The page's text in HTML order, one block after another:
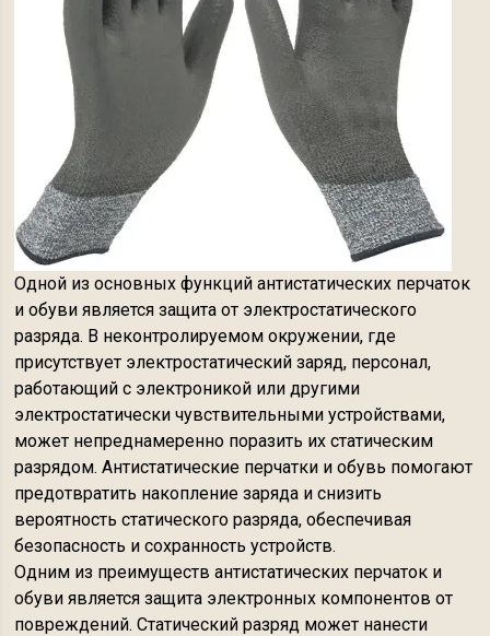
Одной из основных функций антистатических перчаток
и обуви является защита от электростатического
разряда. В неконтролируемом окружении, где
присутствует электростатический заряд, персонал,
работающий с электроникой или другими
электростатически чувствительными устройствами,
может непреднамеренно поразить их статическим
разрядом. Антистатические перчатки и обувь помогают
предотвратить накопление заряда и снизить
вероятность статического разряда, обеспечивая
безопасность и сохранность устройств.
Одним из преимуществ антистатических перчаток и
обуви является защита электронных компонентов от
повреждений. Статический разряд может нанести